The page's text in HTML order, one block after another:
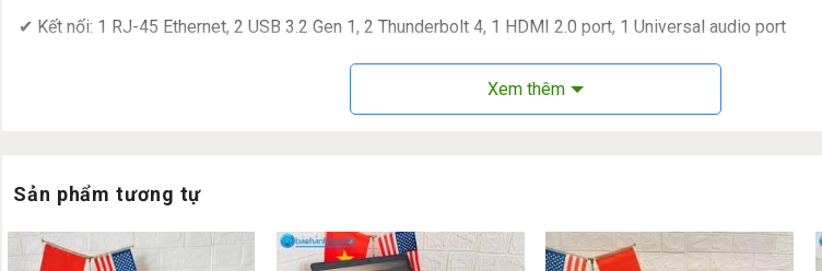
✔ Kết nối: 1 RJ-45 Ethernet, 2 USB 3.2 Gen 1, 2 Thunderbolt 4, 1 HDMI 2.0 port, 1 Universal audio port
Xem thêm
Sản phẩm tương tự